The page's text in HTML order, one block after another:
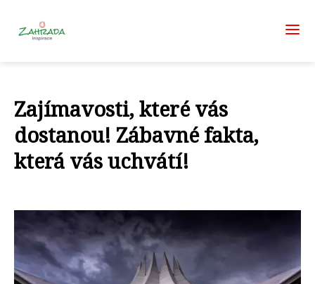
Zajímavosti, které vás
dostanou! Zábavné fakta,
která vás uchvátí!